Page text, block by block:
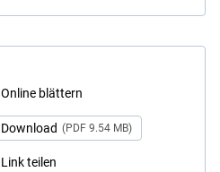
Online blättern
Download (PDF 9.54 MB)
Link teilen